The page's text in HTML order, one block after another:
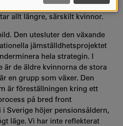
en gräns vid 65 år, men
allt längre, särskilt kvinnor.
Den utesluter den växande
jämställdhetsprojektet
hela strategin. I
är de äldre kvinnorna de stora
en grupp som växer. Den
är föreställningen kring ett
på bred front
Sverige höjer pensionsåldern,
läge. Vi har inte reflekterat